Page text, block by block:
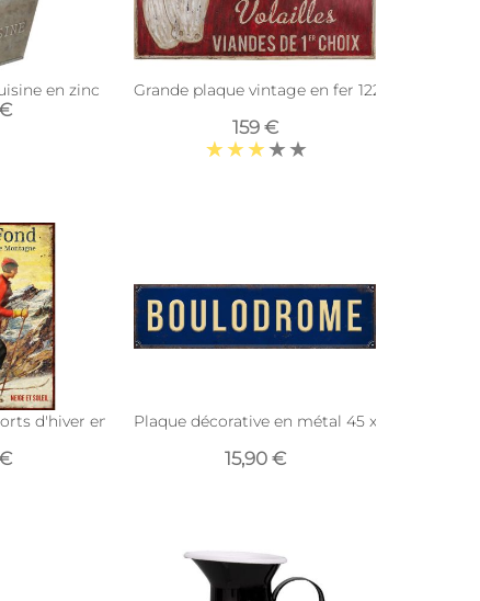
en zinc Grande plaque vintage en fer 122,5 x 74 cm
159 €
d'hiver en métal 25 x 33 cm (Ski de fond)
Plaque décorative en métal 45 x 12 cm
15,90 €